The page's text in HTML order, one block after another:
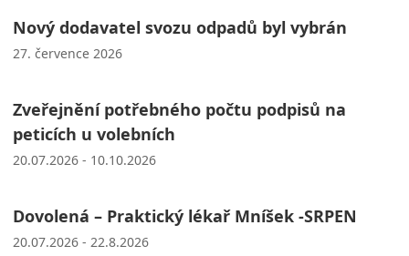
Nový dodavatel svozu odpadů byl vybrán
27. července 2026
Zveřejnění potřebného počtu podpisů na
peticích u volebních
20.07.2026 - 10.10.2026
Dovolená – Praktický lékař Mníšek -SRPEN
20.07.2026 - 22.8.2026